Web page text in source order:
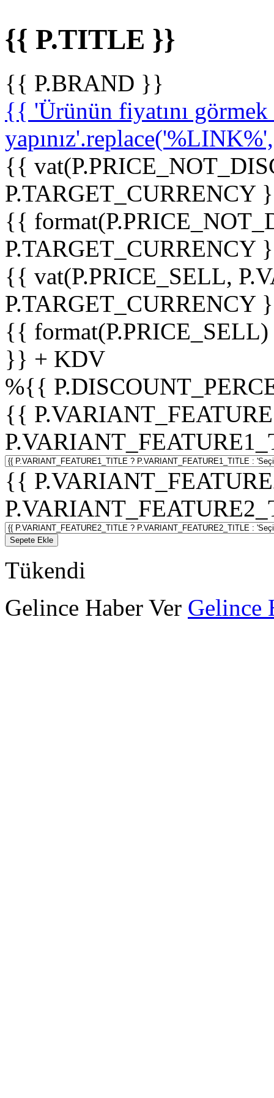
{{ P.TITLE }}
{{ P.BRAND }}
{{ 'Ürünün fiyatını
{{
P.TARGET_CURRENCY
{{
P.TARGET_CURRENCY
{{ vat(P.PRICE_SELL,
P.TARGET_CURRENCY
{{
}} + KDV
%{{
{{
{{
Sepete Ekle
Tükendi
Gelince Haber Ver Gelince